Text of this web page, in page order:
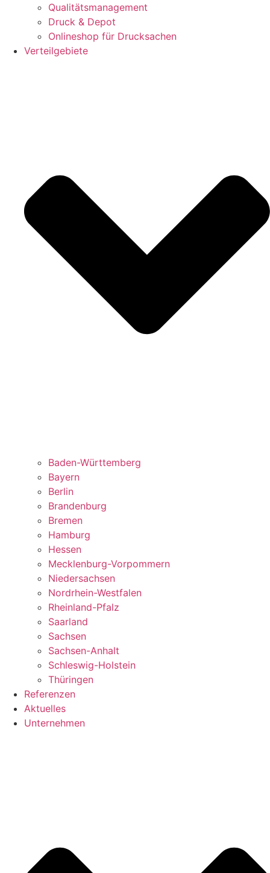
Qualitätsmanagement
Druck & Depot
Onlineshop für Drucksachen
Verteilgebiete
Baden-Württemberg
Bayern
Berlin
Brandenburg
Bremen
Hamburg
Hessen
Mecklenburg-Vorpommern
Niedersachsen
Nordrhein-Westfalen
Rheinland-Pfalz
Saarland
Sachsen
Sachsen-Anhalt
Schleswig-Holstein
Thüringen
Referenzen
Aktuelles
Unternehmen